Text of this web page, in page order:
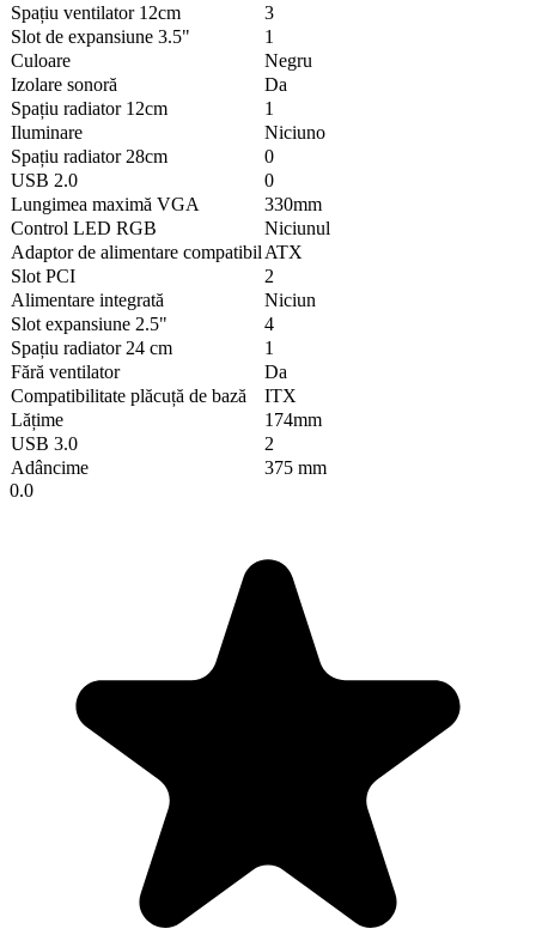
Spațiu ventilator 12cm
3
Slot de expansiune 3.5"
1
Culoare
Negru
Izolare sonoră
Da
Spațiu radiator 12cm
1
Iluminare
Niciuno
Spațiu radiator 28cm
0
USB 2.0
0
Lungimea maximă VGA
330mm
Control LED RGB
Niciunul
Adaptor de alimentare compatibil ATX
Slot PCI
2
Alimentare integrată
Niciun
Slot expansiune 2.5"
4
Spațiu radiator 24 cm
1
Fără ventilator
Da
Compatibilitate plăcuță de bază
ITX
Lățime
174mm
USB 3.0
2
Adâncime
375 mm
0.0